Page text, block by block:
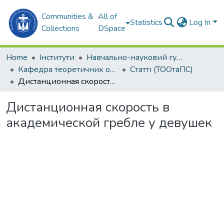
Communities &
Collections
All of
DSpace
Statistics Log In
Home Інститути
Навчально-науковий гуманітарний інститут (ННГІ)
Кафедра теоретичних основ олімпійського та професійного спорту (ТООтаПС)
Статті (ТООтаПС)
Дистанционная скорость в академической гребле у девушек
Дистанционная скорость в
академической гребле у девушек